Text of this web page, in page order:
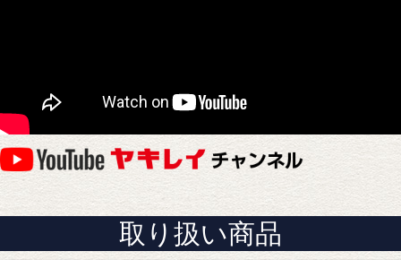
取り扱い商品